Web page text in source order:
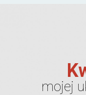
mojej